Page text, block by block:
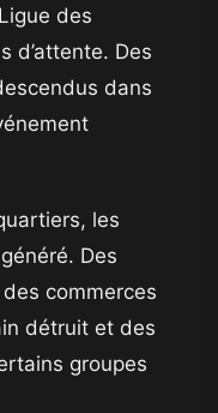
des
d’attente. Des
dans
les
Des
commerces
détruit et des
groupes